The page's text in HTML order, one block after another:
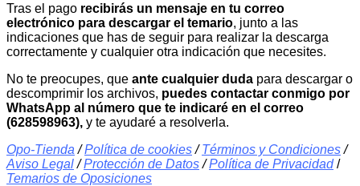
Tras el pago recibirás un mensaje en tu correo
electrónico para descargar el temario, junto a las
indicaciones que has de seguir para realizar la descarga
correctamente y cualquier otra indicación que necesites.
No te preocupes, que ante cualquier duda para descargar o
descomprimir los archivos, puedes contactar conmigo por
WhatsApp al número que te indicaré en el correo
(628598963), y te ayudaré a resolverla.
Opo-Tienda /Política de cookies/Términos y Condiciones/
Aviso Legal/Protección de Datos/Política de Privacidad /
Temarios de Oposiciones